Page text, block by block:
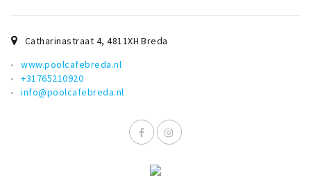
Catharinastraat 4,4811XH Breda
www.poolcafebreda.nl
+31765210920
info@poolcafebreda.nl